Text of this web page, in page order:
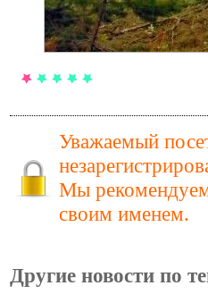
Уважаемый
Мы рекомендуем
своим именем.
Другие новости по